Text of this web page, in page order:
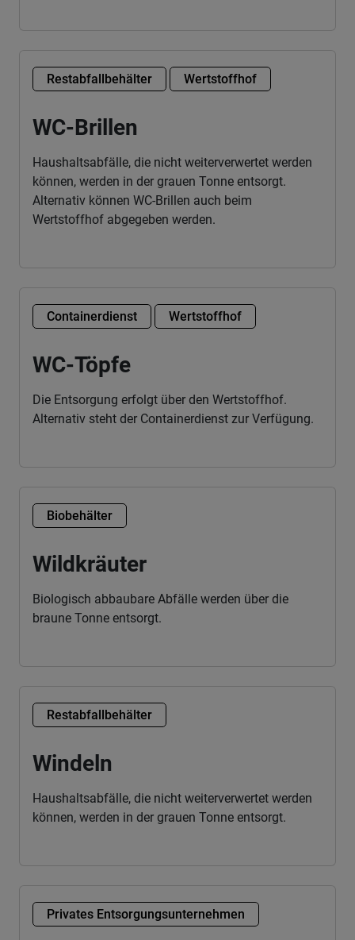
Restabfallbehälter Wertstoffhof
WC-Brillen
Haushaltsabfälle, die nicht weiterverwertet werden
können, werden in der grauen Tonne entsorgt.
Alternativ können WC-Brillen auch beim
Wertstoffhof abgegeben werden.
Containerdienst Wertstoffhof
WC-Töpfe
Die Entsorgung erfolgt über den Wertstoffhof.
Alternativ steht der Containerdienst zur Verfügung.
Biobehälter
Wildkräuter
Biologisch abbaubare Abfälle werden über die
braune Tonne entsorgt.
Restabfallbehälter
Windeln
Haushaltsabfälle, die nicht weiterverwertet werden
können, werden in der grauen Tonne entsorgt.
Privates Entsorgungsunternehmen